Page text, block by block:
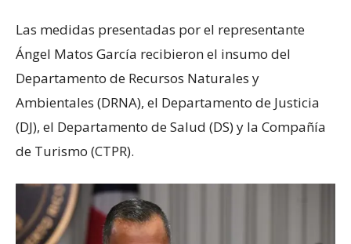
Las medidas presentadas por el representante
Ángel Matos García recibieron el insumo del
Departamento de Recursos Naturales y
Ambientales (DRNA), el Departamento de Justicia
(DJ), el Departamento de Salud (DS) y la Compañía
de Turismo (CTPR).